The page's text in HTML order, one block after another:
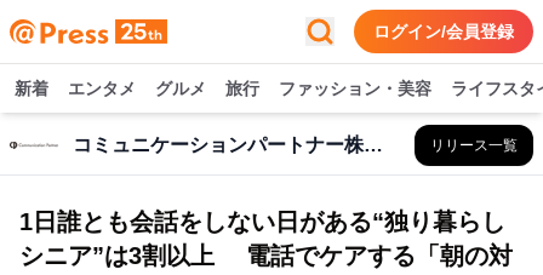
ログイン/会員登録
新着 エンタメ グルメ 旅行 ファッション・美容 ライフスタ
コミュニケーションパートナー株式会社 リリース一覧
1日誰とも会話をしない日がある“独り暮らし
シニア”は3割以上 電話でケアする「朝の対